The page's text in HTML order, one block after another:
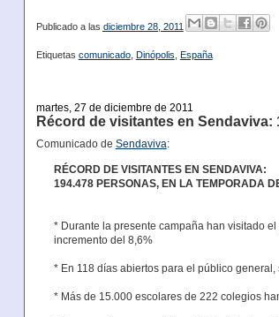
Publicado a las diciembre 28, 2011
Etiquetas comunicado, Dinópolis España
martes, 27 de diciembre de 2011
Récord de visitantes en Sendaviva:
Comunicado de Sendaviva:
RÉCORD DE VISITANTES EN SENDAVIVA:
194.478 PERSONAS, EN LA TEMPORADA
* Durante la presente campaña han visitado
incremento del 8,6%
* En 118 días abiertos para el público
* Más de 15.000 escolares de 222 colegios